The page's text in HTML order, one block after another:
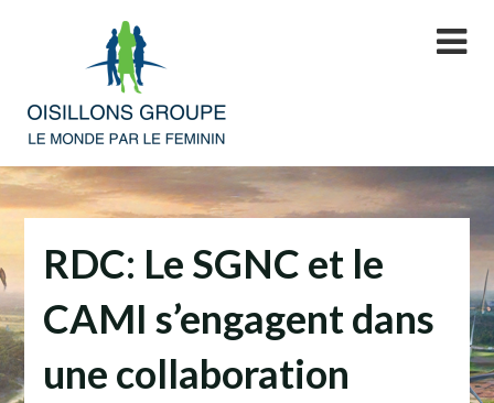
RDC: Le SGNC et le
CAMI s’engagent dans
une collaboration